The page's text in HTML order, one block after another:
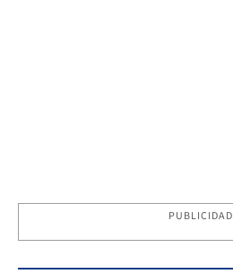
PUBLICIDAD